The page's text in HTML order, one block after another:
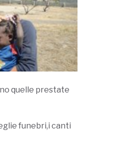
quelle prestate
funebri,i canti